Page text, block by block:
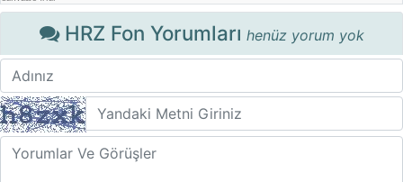
HRZ Fon Yorumları henüz yorum yok